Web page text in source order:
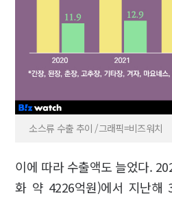
소스류 수출 추이 /그래픽=비즈워치
이에 따라 수출액도 늘었다.
화 약 4226억원)에서 지난해